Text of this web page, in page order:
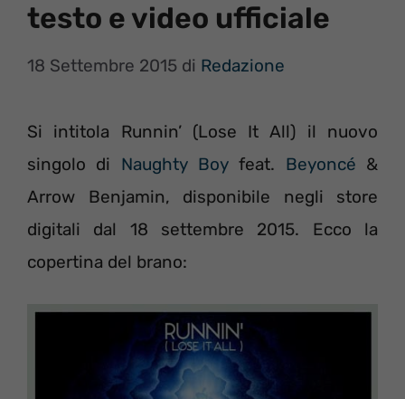
testo e video ufficiale
18 Settembre 2015 di Redazione
Si intitola Runnin’ (Lose It All) il nuovo
singolo di Naughty Boy feat. Beyoncé &
Arrow Benjamin, disponibile negli store
digitali dal 18 settembre 2015. Ecco la
copertina del brano: